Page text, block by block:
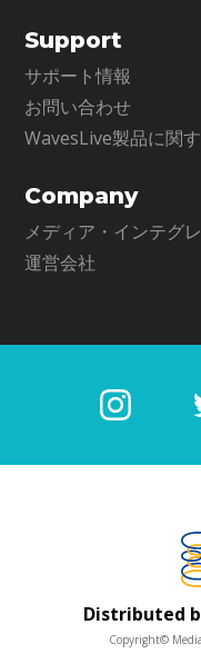
Support
サポート情報
お問い合わせ
WavesLive製品に関
Company
メディア・インテグ
運営会社
Distributed
Copyright©